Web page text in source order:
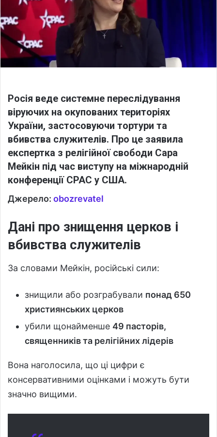
n
a
Росія веде системне переслідування
віруючих на окупованих територіях
України, застосовуючи тортури та
вбивства служителів. Про це заявила
експертка з релігійної свободи Сара
Мейкін під час виступу на міжнародній
конференції CPAC у США.
Джерело: obozrevatel
Дані про знищення церков і
вбивства служителів
За словами Мейкін, російські сили:
знищили або розграбували понад 650
християнських церков
убили щонайменше 49 пасторів,
священників та релігійних лідерів
Вона наголосила, що ці цифри є
консервативними оцінками і можуть бути
значно вищими.